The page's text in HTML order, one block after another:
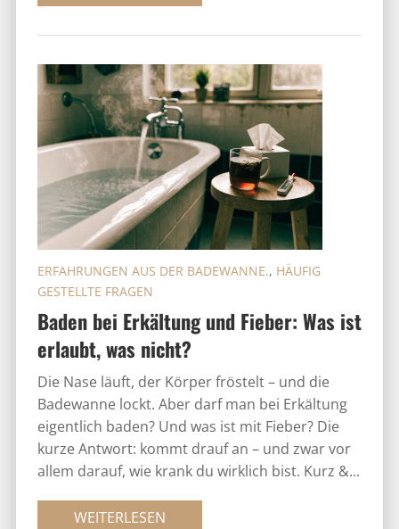
Baden bei Erkältung und Fieber: Was ist
erlaubt, was nicht?
ERFAHRUNGEN AUS DER BADEWANNE., HÄUFIG
GESTELLTE FRAGEN
Die Nase läuft, der Körper fröstelt – und die
Badewanne lockt. Aber darf man bei Erkältung
eigentlich baden? Und was ist mit Fieber? Die
kurze Antwort: kommt drauf an – und zwar vor
allem darauf, wie krank du wirklich bist. Kurz &...
WEITERLESEN